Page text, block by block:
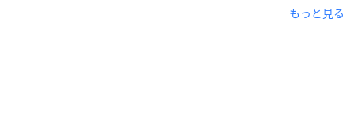
もっと見る